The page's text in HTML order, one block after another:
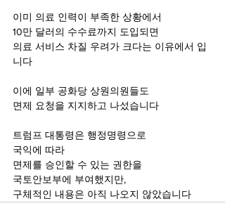
이미 의료 인력이 부족한 상황에서
10만 달러의 수수료까지 도입되면
의료 서비스 차질 우려가 크다는 이유에서 입
니다
이에 일부 공화당 상원의원들도
면제 요청을 지지하고 나섰습니다
트럼프 대통령은 행정명령으로
국익에 따라
면제를 승인할 수 있는 권한을
국토안보부에 부여했지만,
구체적인 내용은 아직 나오지 않았습니다